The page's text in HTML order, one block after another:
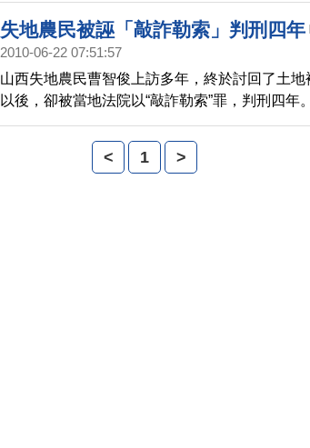
失地農民被誣「敲詐勒索」判刑四年
2010-06-22 07:51:57
山西失地農民曹智俊上訪多年，終於討回了土
以後，卻被當地法院以“敲詐勒索”罪，判刑四年。
< 1 >